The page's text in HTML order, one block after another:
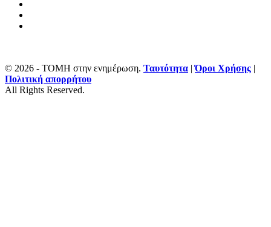
© 2026 - ΤΟΜΗ στην ενημέρωση. Ταυτότητα |Όροι Χρήσης |
Πολιτική απορρήτου
All Rights Reserved.